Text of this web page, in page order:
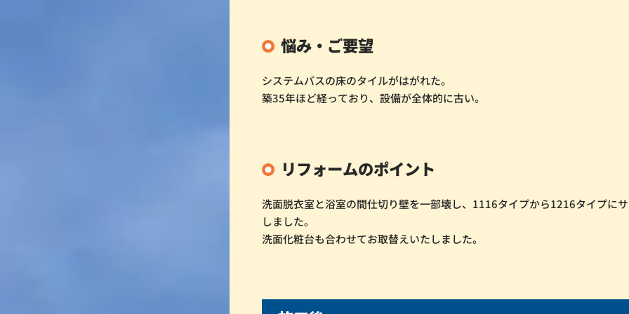
悩み・ご要望
システムバスの床のタイルがはがれた。
築35年ほど経っており、設備が全体的に古い。
リフォームのポイント
洗面脱衣室と浴室の間仕切り壁を一部壊し、1116タイプから1216タイプに
しました。
洗面化粧台も合わせてお取替えいたしました。